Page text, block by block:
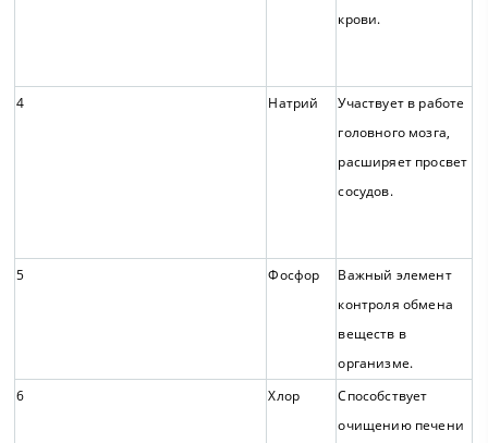
крови.
4 Натрий
Участвует в работе
головного мозга,
расширяет просвет
сосудов.
5 Фосфор
Важный элемент
контроля обмена
веществ в
организме.
6
Хлор
Способствует
очищению печени